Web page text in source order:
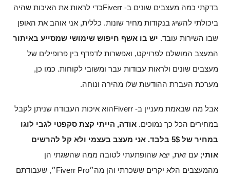
בדקתי כמה מעצבים שונים ב- Fiverrכדי לראות את האיכות שהיה
ביכולתי להשיג בנקודות מחיר שונות. כללית, אני אוהב את האופן
שבו השירות עובד. יש בו אשף חיפוש שימושי שמסייע באיתור
המעצב המושלם לפרויקט, ואפשרות לדפדף בין פרופילים של
מעצבים שונים ולראות עבודות עבר ומשובי לקוחות. כמו כן,
מערכת העברת ההודעות שלו מהירה ונוחה.
אבל מה שבאמת מעניין ב- Fiverrהוא איכות העבודה שניתן לקבל
במחירים הכל כך נמוכים. אודה, הייתי קצת סקפטי לגבי לוגו
במחיר של 5$ בלבד. אני מעצב בעצמי ולא קל להרשים
אותי; עם זאת, יצא שהופתעתי לטובה ממה שהשגתי הן
מהמעצבים הלא יקרים ששכרתי והן מה״Fiverr Pro״, שעבודתם